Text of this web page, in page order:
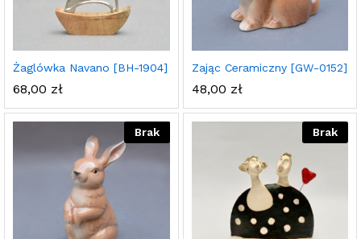
Żaglówka Navano [BH-1904]
68,00 zł
Zając Ceramiczny [GW-0152]
48,00 zł
Brak Brak